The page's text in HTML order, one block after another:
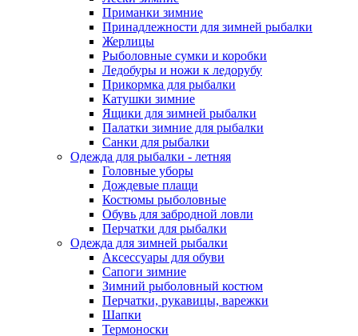
Приманки зимние
Принадлежности для зимней рыбалки
Жерлицы
Рыболовные сумки и коробки
Ледобуры и ножи к ледорубу
Прикормка для рыбалки
Катушки зимние
Ящики для зимней рыбалки
Палатки зимние для рыбалки
Санки для рыбалки
Одежда для рыбалки - летняя
Головные уборы
Дождевые плащи
Костюмы рыболовные
Обувь для забродной ловли
Перчатки для рыбалки
Одежда для зимней рыбалки
Аксессуары для обуви
Сапоги зимние
Зимний рыболовный костюм
Перчатки, рукавицы, варежки
Шапки
Термоноски